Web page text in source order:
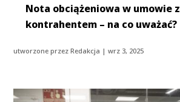
Nota obciążeniowa w umowie z
kontrahentem – na co uważać?
utworzone przezRedakcja |wrz 3, 2025